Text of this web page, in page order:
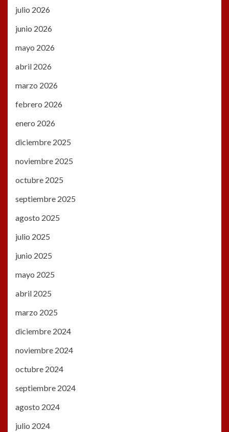
julio 2026
junio 2026
mayo 2026
abril 2026
marzo 2026
febrero 2026
enero 2026
diciembre 2025
noviembre 2025
octubre 2025
septiembre 2025
agosto 2025
julio 2025
junio 2025
mayo 2025
abril 2025
marzo 2025
diciembre 2024
noviembre 2024
octubre 2024
septiembre 2024
agosto 2024
julio 2024